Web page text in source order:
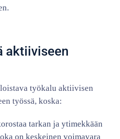
aktiiviseen
työkalu aktiivisen
työssä, koska:
tarkan ja ytimekkään
on keskeinen voimavara